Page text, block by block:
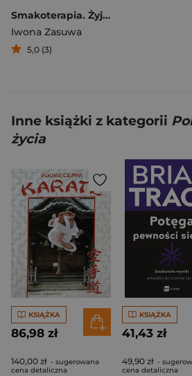
Smakoterapia. Żyj i jedz zdrowo. Odporność na talerzu
Iwona Zasuwa
5,0 (3)
Inne książki z kategorii
życia
KSIĄŻKA
86,98 zł
140,00 zł - sugerowana
cena detaliczna
KSIĄŻKA
41,43 zł
49,90 zł -
cena detaliczna